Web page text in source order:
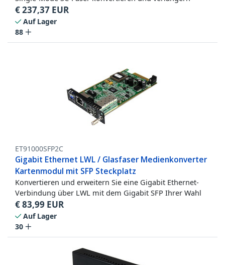
€237,37 EUR
Auf Lager
88
ET91000SFP2C
Gigabit Ethernet LWL / Glasfaser Medienkonverter
Kartenmodul mit SFP Steckplatz
Konvertieren und erweitern Sie eine Gigabit Ethernet-
Verbindung über LWL mit dem Gigabit SFP Ihrer Wahl
€83,99 EUR
Auf Lager
30